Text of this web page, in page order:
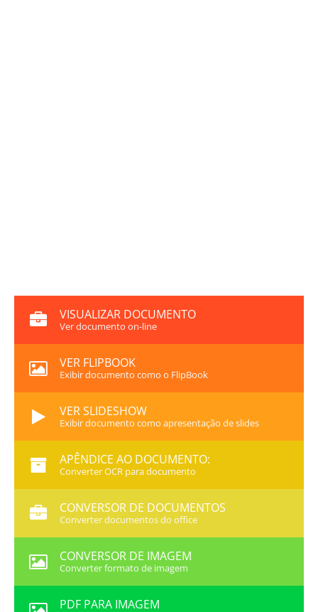
VISUALIZAR DOCUMENTO
Ver documento on-line
VER FLIPBOOK
Exibir documento como o FlipBook
VER SLIDESHOW
Exibir documento como apresentação de slides
APÊNDICE AO DOCUMENTO:
Converter OCR para documento
CONVERSOR DE DOCUMENTOS
Converter documentos do office
CONVERSOR DE IMAGEM
Converter formato de imagem
PDF PARA IMAGEM